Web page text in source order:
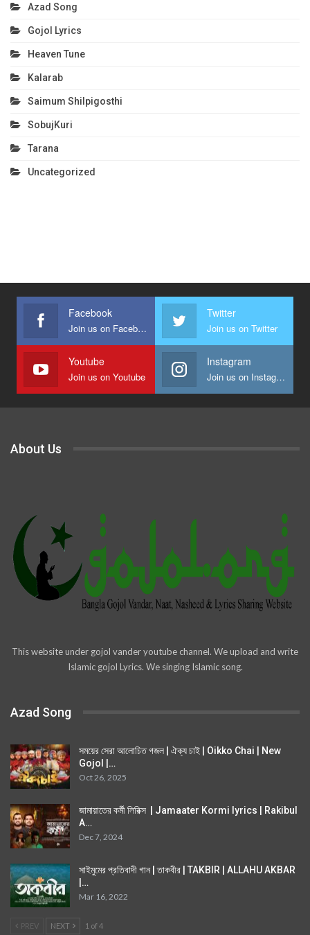
Azad Song
Gojol Lyrics
Heaven Tune
Kalarab
Saimum Shilpigosthi
SobujKuri
Tarana
Uncategorized
Facebook
Join us on Facebook
Twitter
Join us on Twitter
Youtube
Join us on Youtube
Instagram
Join us on Instagram
About Us
This website under gojol vander youtube channel. We upload and write
Islamic gojol Lyrics. We singing Islamic song.
Azad Song
সময়ের সেরা আলোচিত গজল | ঐক্য চাই | Oikko Chai | New
Gojol |…
Oct 26, 2025
জামায়াতের কর্মী লিরিক্স | Jamaater Kormi lyrics | Rakibul
A…
Dec 7, 2024
সাইমুমের প্রতিবাদী গান | তাকবীর | TAKBIR | ALLAHU AKBAR
|…
Mar 16, 2022
PREV NEXT 1 of 4